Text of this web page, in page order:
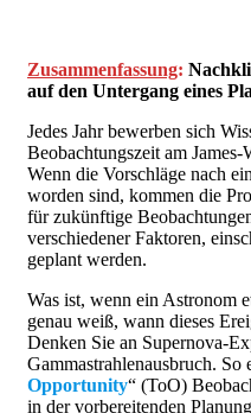
Zusammenfassung:
auf den Untergang eines
Jedes Jahr bewerben sich
Beobachtungszeit am
Wenn die Vorschläge nach
worden sind, kommen die
für zukünftige
verschiedener Faktoren,
geplant werden.
Was ist, wenn ein Astronom
genau weiß, wann dieses
Denken Sie an Supernova-
Gammastrahlenausbruch. So
Opportunity“ (ToO)
in der vorbereitenden